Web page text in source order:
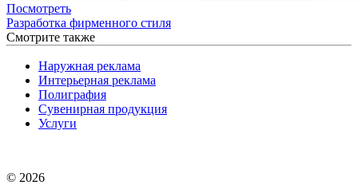
Посмотреть
Разработка фирменного стиля
Смотрите также
Наружная реклама
Интерьерная реклама
Полиграфия
Сувенирная продукция
Услуги
© 2026